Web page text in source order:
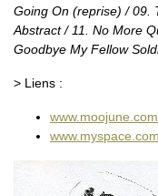
Going On (reprise) / 09.
Abstract / 11. No More
Goodbye My Fellow
> Liens :